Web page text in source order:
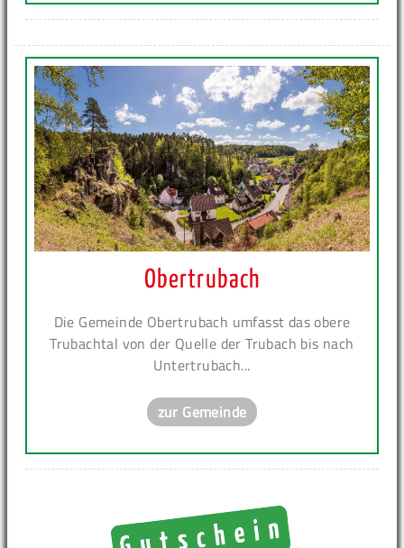
Obertrubach
Die Gemeinde Obertrubach umfasst das obere
Trubachtal von der Quelle der Trubach bis nach
Untertrubach...
zur Gemeinde